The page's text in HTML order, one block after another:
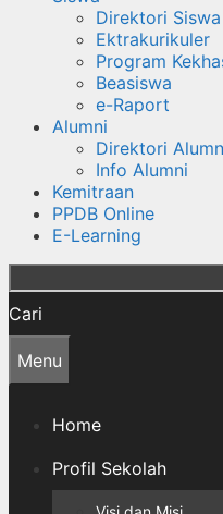
Direktori Siswa
Ektrakurikuler
Program
Beasiswa
e-Raport
Alumni
Direktori
Info Alumni
Kemitraan
PPDB Online
E-Learning
Cari
Menu
Home
Profil Sekolah